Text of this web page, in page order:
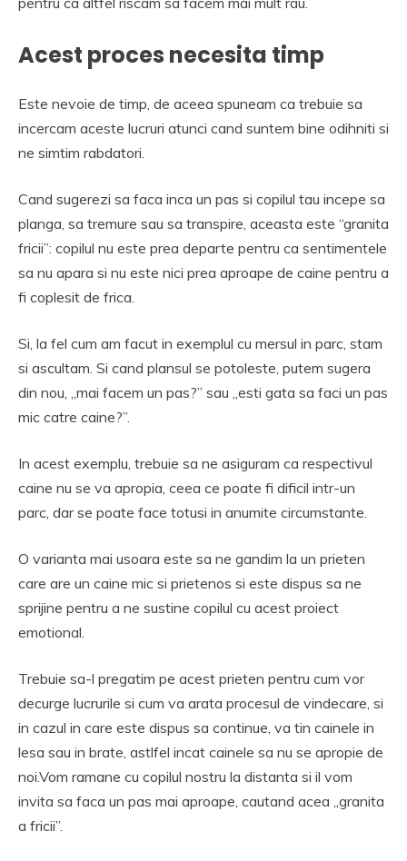
Acest proces necesita timp
Este nevoie de timp, de aceea spuneam ca trebuie sa
incercam aceste lucruri atunci cand suntem bine odihniti si
ne simtim rabdatori.
Cand sugerezi sa faca inca un pas si copilul tau incepe sa
planga, sa tremure sau sa transpire, aceasta este “granita
fricii”: copilul nu este prea departe pentru ca sentimentele
sa nu apara si nu este nici prea aproape de caine pentru a
fi coplesit de frica.
Si, la fel cum am facut in exemplul cu mersul in parc, stam
si ascultam. Si cand plansul se potoleste, putem sugera
din nou, „mai facem un pas?” sau „esti gata sa faci un pas
mic catre caine?”.
In acest exemplu, trebuie sa ne asiguram ca respectivul
caine nu se va apropia, ceea ce poate fi dificil intr-un
parc, dar se poate face totusi in anumite circumstante.
O varianta mai usoara este sa ne gandim la un prieten
care are un caine mic si prietenos si este dispus sa ne
sprijine pentru a ne sustine copilul cu acest proiect
emotional.
Trebuie sa-l pregatim pe acest prieten pentru cum vor
decurge lucrurile si cum va arata procesul de vindecare, si
in cazul in care este dispus sa continue, va tin cainele in
lesa sau in brate, astlfel incat cainele sa nu se apropie de
noi.Vom ramane cu copilul nostru la distanta si il vom
invita sa faca un pas mai aproape, cautand acea „granita
a fricii”.